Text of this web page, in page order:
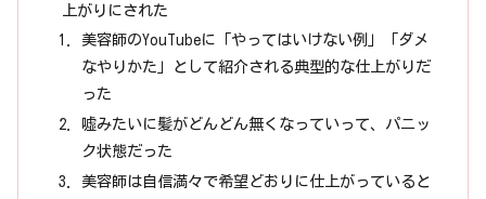
上がりにされた
美容師のYouTubeに「やってはいけない例」「ダメ
なやりかた」として紹介される典型的な仕上がりだ
った
嘘みたいに髪がどんどん無くなっていって、パニッ
ク状態だった
美容師は自信満々で希望どおりに仕上がっていると